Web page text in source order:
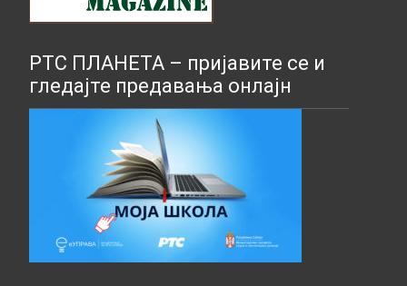
РТС ПЛАНЕТА – пријавите се и
гледајте предавања онлајн